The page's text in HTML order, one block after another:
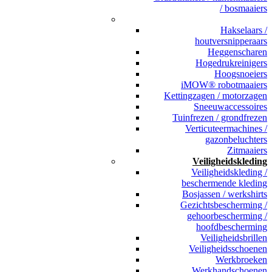
/ bosmaaiers
Hakselaars /
houtversnipperaars
Heggenscharen
Hogedrukreinigers
Hoogsnoeiers
iMOW® robotmaaiers
Kettingzagen / motorzagen
Sneeuwaccessoires
Tuinfrezen / grondfrezen
Verticuteermachines /
gazonbeluchters
Zitmaaiers
Veiligheidskleding
Veiligheidskleding /
beschermende kleding
Bosjassen / werkshirts
Gezichtsbescherming /
gehoorbescherming /
hoofdbescherming
Veiligheidsbrillen
Veiligheidsschoenen
Werkbroeken